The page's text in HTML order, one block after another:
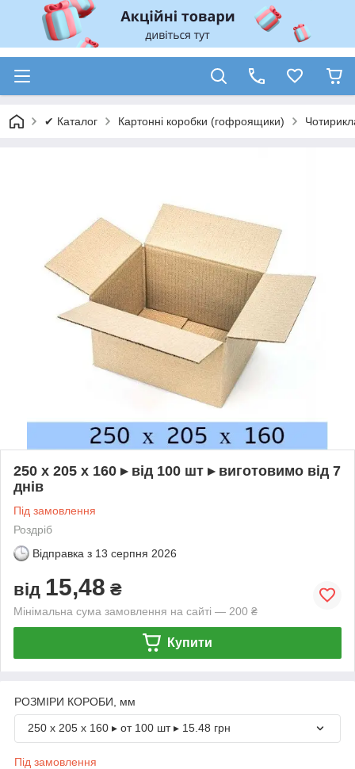
✔ Каталог Картонні коробки (гофроящики)
250 х 205 х 160 ▸ від 100 шт ▸ виготовимо від 7
днів
Під замовлення
Роздріб
Відправка з 13 серпня 2026
від 15,48 ₴
Мінімальна сума замовлення на сайті — 200 ₴
Купити
РОЗМІРИ КОРОБИ, мм
250 х 205 х 160 ▸ от 100 шт ▸ 15.48 грн
Під замовлення